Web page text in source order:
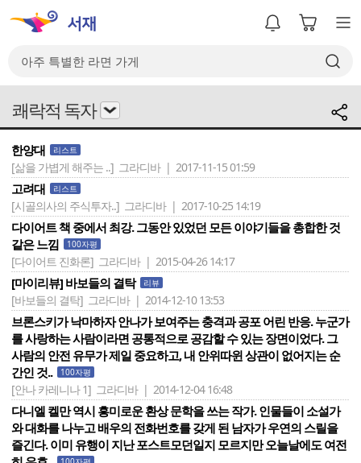
쾌락적 독자
한양대 리스트
[삶을 가볍게 해주는 ..] 그라디바 | 2017-11-15 01:59
고려대 리스트
[시골의사의 주식투자..] 그라디바 | 2017-10-25 14:19
다이어트 책 중에서 최강. 그동안 있었던 모든 이야기들을 총합한 것
같은 느낌
100자평
[다이어트 진화론] 그라디바 | 2015-04-26 14:17
[마이리뷰] 바보들의 결탁 리뷰
[바보들의 결탁] 그라디바 | 2014-12-10 13:53
브론스키가 낙마하자 안나가 보여주는 충격과 공포 어린 반응. 누군가
를 사랑하는 사람이라면 공통적으로 공감할 수 있는 장면이었다. 그
사람의 안전 유무가 제일 중요하고, 내 안위따윈 상관이 없어지는 순
간인 것..
100자평
[안나 카레니나 1] 그라디바 | 2014-12-04 16:48
다니엘 켈만 역시 흥미로운 환상 문학을 쓰는 작가. 인물들이 소설가
와 대화를 나누고 배우의 전화번호를 갖게 된 남자가 우연의 스릴을
즐긴다. 이미 유행이 지난 포스트모던일지 모르지만 오늘날에도 여전